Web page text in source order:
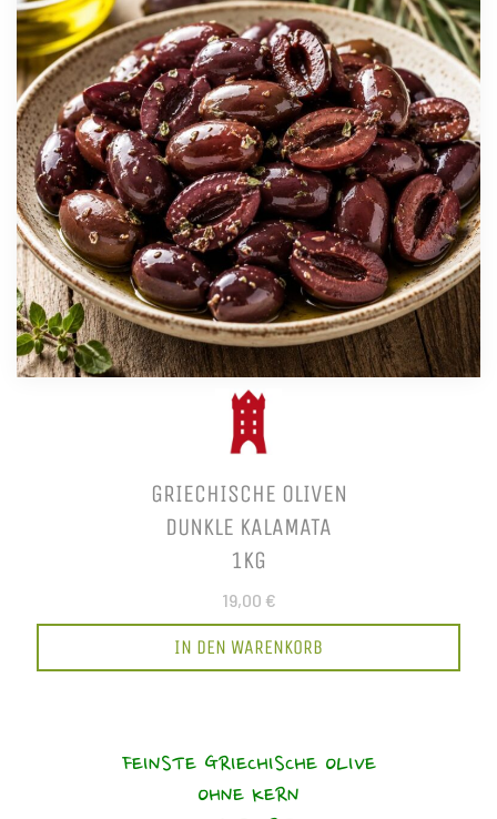
GRIECHISCHE OLIVEN
DUNKLE KALAMATA
1KG
19,00 €
IN DEN WARENKORB
FEINSTE GRIECHISCHE OLIVE
OHNE KERN